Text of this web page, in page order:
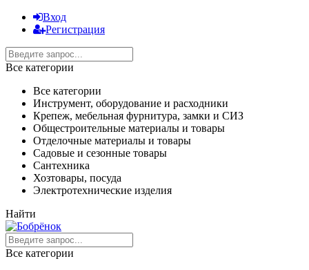
Вход
Регистрация
Все категории
Все категории
Инструмент, оборудование и расходники
Крепеж, мебельная фурнитура, замки и СИЗ
Общестроительные материалы и товары
Отделочные материалы и товары
Садовые и сезонные товары
Сантехника
Хозтовары, посуда
Электротехнические изделия
Найти
Все категории